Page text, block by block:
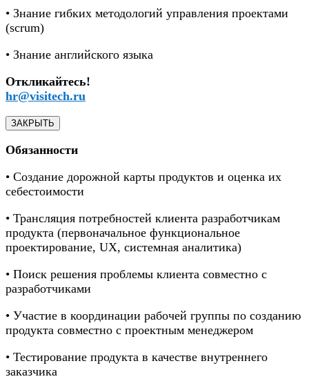
• Знание гибких методологий управления проектами
(scrum)
• Знание английского языка
Откликайтесь!
hr@visitech.ru
ЗАКРЫТЬ
Обязанности
• Создание дорожной карты продуктов и оценка их
себестоимости
• Трансляция потребностей клиента разработчикам
продукта (первоначальное функциональное
проектирование, UX, системная аналитика)
• Поиск решения проблемы клиента совместно с
разработчиками
• Участие в координации рабочей группы по созданию
продукта совместно с проектным менеджером
• Тестирование продукта в качестве внутреннего
заказчика